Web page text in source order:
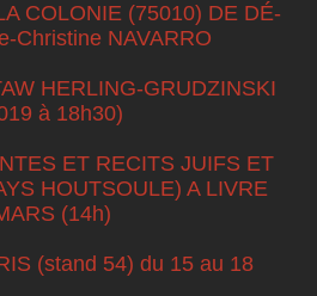
COLONIE (75010) DE DÉ-
Christine NAVARRO
HERLING-GRUDZINSKI
à 18h30)
ET RECITS JUIFS ET
HOUTSOULE) A LIVRE
(14h)
(stand 54) du 15 au 18